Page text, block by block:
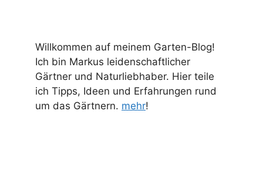
Willkommen auf meinem Garten-Blog!
Ich bin Markus leidenschaftlicher
Gärtner und Naturliebhaber. Hier teile
ich Tipps, Ideen und Erfahrungen rund
um das Gärtnern. mehr!